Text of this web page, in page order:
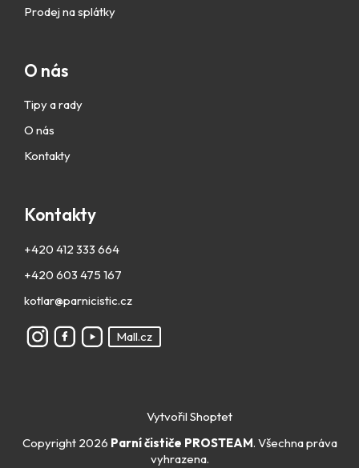
Prodej na splátky
O nás
Tipy a rady
O nás
Kontakty
Kontakty
+420 412 333 664
+420 603 475 167
kotlar@parnicistic.cz
Mall.cz
Vytvořil Shoptet
Copyright 2026 Parní čističe PROSTEAM. Všechna práva
vyhrazena.